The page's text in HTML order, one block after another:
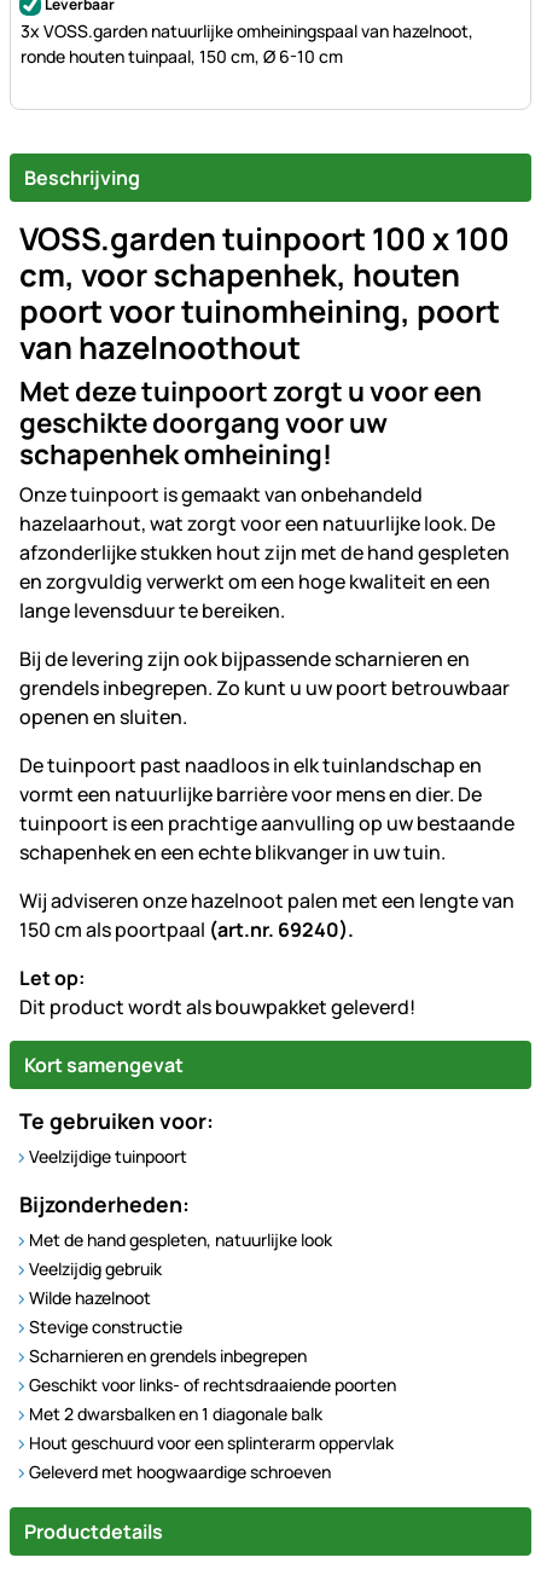
Leverbaar
3x VOSS.garden natuurlijke omheiningspaal van hazelnoot,
ronde houten tuinpaal, 150 cm, Ø 6-10 cm
Beschrijving
VOSS.garden tuinpoort 100 x 100
cm, voor schapenhek, houten
poort voor tuinomheining, poort
van hazelnoothout
Met deze tuinpoort zorgt u voor een
geschikte doorgang voor uw
schapenhek omheining!
Onze tuinpoort is gemaakt van onbehandeld
hazelaarhout, wat zorgt voor een natuurlijke look. De
afzonderlijke stukken hout zijn met de hand gespleten
en zorgvuldig verwerkt om een hoge kwaliteit en een
lange levensduur te bereiken.
Bij de levering zijn ook bijpassende scharnieren en
grendels inbegrepen. Zo kunt u uw poort betrouwbaar
openen en sluiten.
De tuinpoort past naadloos in elk tuinlandschap en
vormt een natuurlijke barrière voor mens en dier. De
tuinpoort is een prachtige aanvulling op uw bestaande
schapenhek en een echte blikvanger in uw tuin.
Wij adviseren onze hazelnoot palen met een lengte van
150 cm als poortpaal (art.nr. 69240).
Let op:
Dit product wordt als bouwpakket geleverd!
Kort samengevat
Te gebruiken voor:
Veelzijdige tuinpoort
Bijzonderheden:
Met de hand gespleten, natuurlijke look
Veelzijdig gebruik
Wilde hazelnoot
Stevige constructie
Scharnieren en grendels inbegrepen
Geschikt voor links- of rechtsdraaiende poorten
Met 2 dwarsbalken en 1 diagonale balk
Hout geschuurd voor een splinterarm oppervlak
Geleverd met hoogwaardige schroeven
Productdetails